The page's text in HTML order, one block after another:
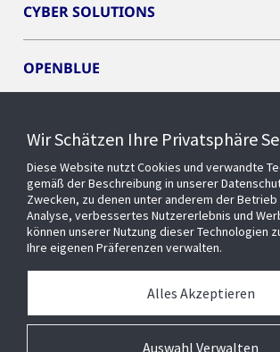
CYBER SOLUTIONS
OPENBLUE
EVENTS
Über uns
Wir Schätzen Ihre Privatsphäre
Diese Website nutzt Cookies und verwandte
gemäß der Beschreibung in unserer
Zwecken, zu denen unter anderem der
Analyse, verbessertes Nutzererlebnis und
können unserer Nutzung dieser Technologien
Ihre eigenen Präferenzen verwalten.
Auswahl Verwalten
Alles Akzeptieren